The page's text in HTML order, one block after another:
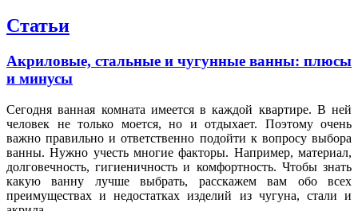
Статьи
Акриловые, стальные и чугунные ванны: плюсы
и минусы
Сегодня ванная комната имеется в каждой квартире. В ней
человек не только моется, но и отдыхает. Поэтому очень
важно правильно и ответственно подойти к вопросу выбора
ванны. Нужно учесть многие факторы. Например, материал,
долговечность, гигиеничность и комфортность. Чтобы знать
какую ванну лучше выбрать, расскажем вам обо всех
преимуществах и недостатках изделий из чугуна, стали и